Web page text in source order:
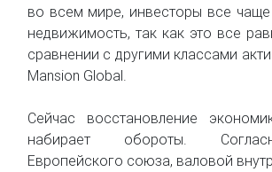
во всем мире, инвесторы все
недвижимость, так как это все
сравнении с другими классами
Mansion Global.
Cейчас восстановление
набирает обороты.
Европейского союза, валовой